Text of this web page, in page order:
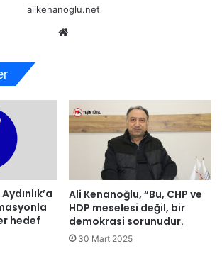
alikenanoglu.net
hedef
Ali Kenanoğlu, “Bu, CHP ve
HDP meselesi değil, bir
demokrasi sorunudur.
30 Mart 2025